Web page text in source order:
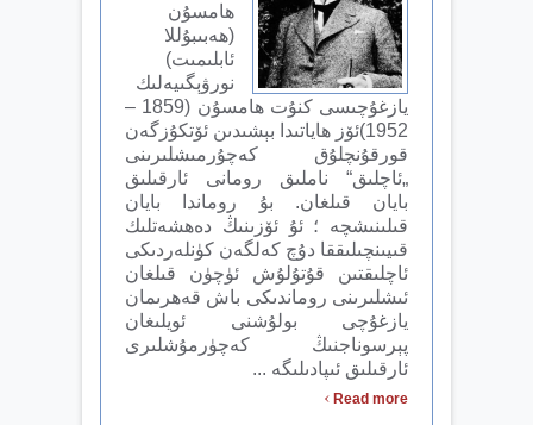
ھامسۇن
(ھەبىبۇللا
ئابلىمىت)
نورۋېگىيەلىك
يازغۇچىسى كنۇت ھامسۇن (1859 –
1952)ئۆز ھاياتىدا بېشىدىن ئۆتكۇزگەن
قورقۇنچلۇق كەچۇرمىشلىرىنى
„ئاچلىق“ ناملىق رومانى ئارقىلىق
بايان قىلغان. بۇ روماندا بايان
قىلىنىشچە ؛ ئۇ ئۆزىنىڭ دەھشەتلىك
قىيىنچىلىققا دۇچ كەلگەن كۈنلەردىكى
ئاچلىقتىن قۇتۇلۇش ئۈچۈن قىلغان
ئىشلىرىنى روماندىكى باش قەھرىمان
يازغۇچى بولۇشنى ئويلىغان
پېرسوناجنىڭ كەچۈرمۇشلىرى
ئارقىلىق ئىپادىلىگە ...
Read more
›